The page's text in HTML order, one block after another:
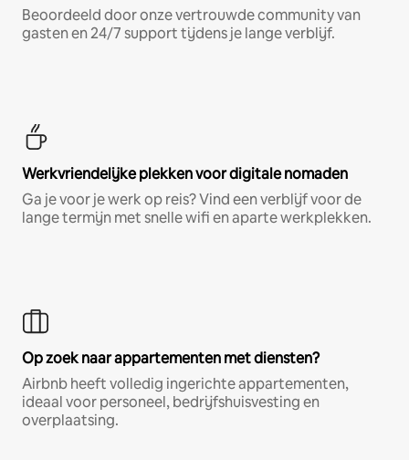
Beoordeeld door onze vertrouwde community van
gasten en 24/7 support tijdens je lange verblijf.
Werkvriendelijke plekken voor digitale nomaden
Ga je voor je werk op reis? Vind een verblijf voor de
lange termijn met snelle wifi en aparte werkplekken.
Op zoek naar appartementen met diensten?
Airbnb heeft volledig ingerichte appartementen,
ideaal voor personeel, bedrijfshuisvesting en
overplaatsing.